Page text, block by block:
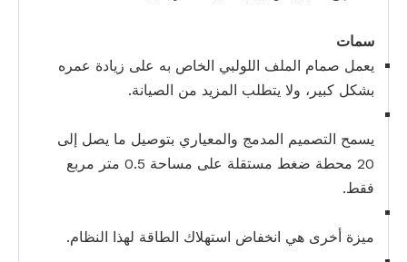
سمات
يعمل صمام الملف اللولبي الخاص به على زيادة عمره
بشكل كبير، ولا يتطلب المزيد من الصيانة.
يسمح التصميم المدمج والمعياري بتوصيل ما يصل إلى
20 محطة ضغط مستقلة على مساحة 0.5 متر مربع
فقط.
ميزة أخرى هي انخفاض استهلاك الطاقة لهذا النظام.